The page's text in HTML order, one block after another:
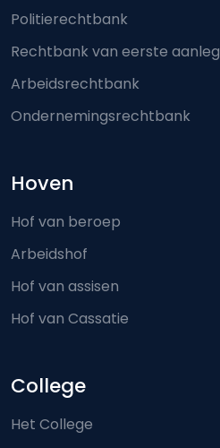
Politierechtbank
Rechtbank van eerste aanleg
Arbeidsrechtbank
Ondernemingsrechtbank
Hoven
Hof van beroep
Arbeidshof
Hof van assisen
Hof van Cassatie
College
Het College